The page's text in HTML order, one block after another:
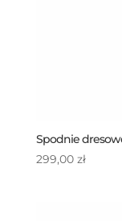
Spodnie
299,00 zł